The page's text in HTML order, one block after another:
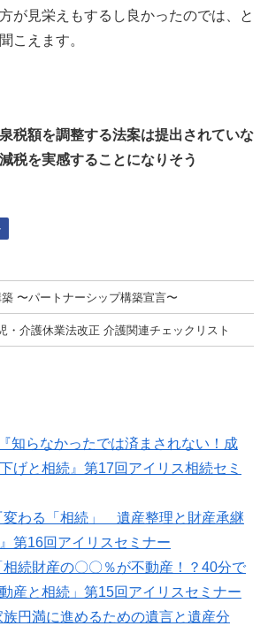
が見栄えもするし良かったのでは、と
こえます。
税額を調整する法案は提出されていな
税を実感することになりそう
〜パートナーシップ構築宣言〜
・介護休業法改正 介護関連チェックリスト
らなかったでは済まされない！成
げと相続』第17回アイリス相続セミ
わる「相続」 遺産整理と財産承継
第16回アイリスセミナー
続財産の〇〇％が不動産！？40分で
産と相続」第15回アイリスセミナー
円満に進めるための遺言と遺産分